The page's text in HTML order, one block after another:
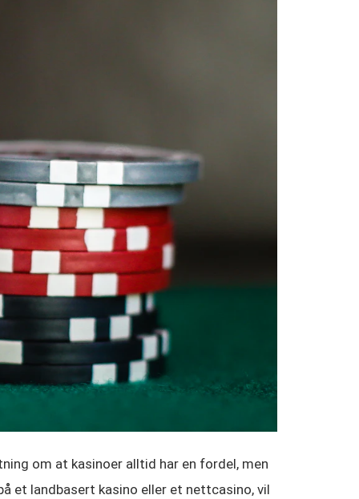
om at kasinoer alltid har en fordel, men
et landbasert kasino eller et nettcasino, vil